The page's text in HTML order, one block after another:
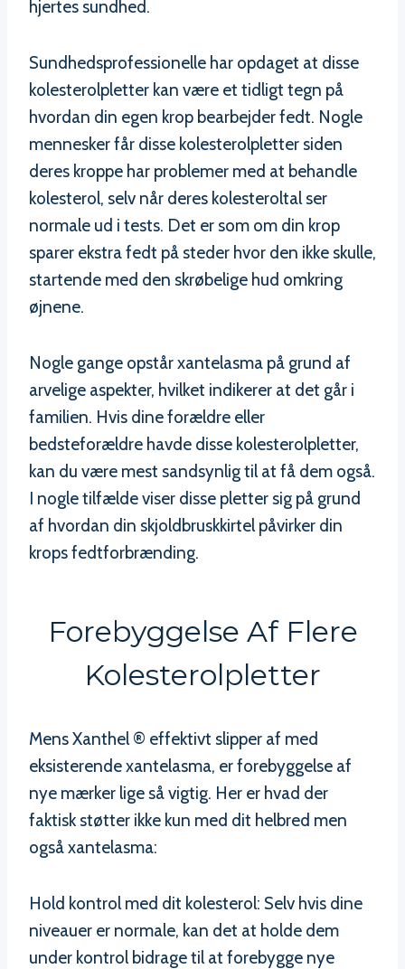
hjertes sundhed.
Sundhedsprofessionelle har opdaget at disse
kolesterolpletter kan være et tidligt tegn på
hvordan din egen krop bearbejder fedt. Nogle
mennesker får disse kolesterolpletter siden
deres kroppe har problemer med at behandle
kolesterol, selv når deres kolesteroltal ser
normale ud i tests. Det er som om din krop
sparer ekstra fedt på steder hvor den ikke skulle,
startende med den skrøbelige hud omkring
øjnene.
Nogle gange opstår xantelasma på grund af
arvelige aspekter, hvilket indikerer at det går i
familien. Hvis dine forældre eller
bedsteforældre havde disse kolesterolpletter,
kan du være mest sandsynlig til at få dem også.
I nogle tilfælde viser disse pletter sig på grund
af hvordan din skjoldbruskkirtel påvirker din
krops fedtforbrænding.
Forebyggelse Af Flere
Kolesterolpletter
Mens Xanthel ® effektivt slipper af med
eksisterende xantelasma, er forebyggelse af
nye mærker lige så vigtig. Her er hvad der
faktisk støtter ikke kun med dit helbred men
også xantelasma:
Hold kontrol med dit kolesterol: Selv hvis dine
niveauer er normale, kan det at holde dem
under kontrol bidrage til at forebygge nye